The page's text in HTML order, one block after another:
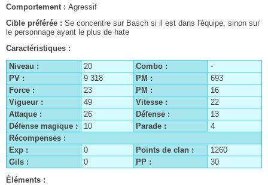
Comportement : Agressif
Cible préférée : Se concentre sur Basch si il est dans l'équipe, sinon sur
le personnage ayant le plus de hate
Caractéristiques :
Niveau :
20 Combo :
-
PV :
9 318 PM :
693
Force :
23 PM :
16
Vigueur :
49 Vitesse :
22
Attaque :
26 Défense :
13
Défense magique :
10 Parade :
4
Récompenses :
Exp :
0 Points de clan :
1260
Gils :
0 PP :
30
Éléments :